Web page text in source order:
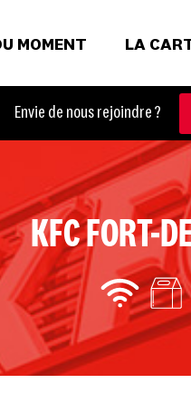
MOMENT LA
Envie de nous rejoindre ?
KFC FORT-